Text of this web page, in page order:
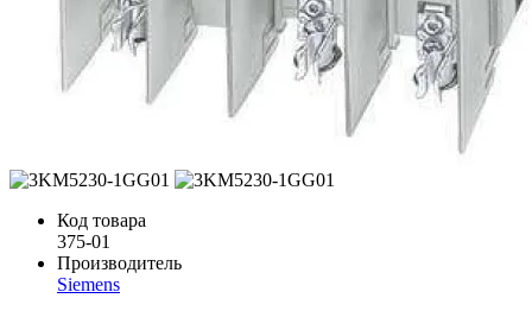
Код товара
375-01
Производитель
Siemens